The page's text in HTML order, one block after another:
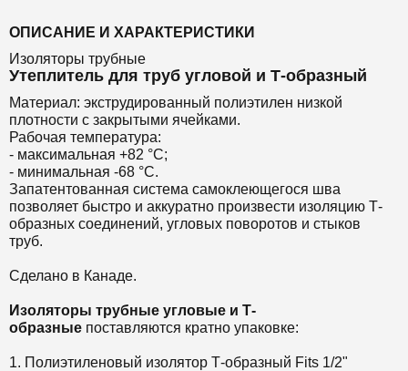
ОПИСАНИЕ И ХАРАКТЕРИСТИКИ
Изоляторы трубные
Утеплитель для труб угловой и Т-образный
Материал: экструдированный полиэтилен низкой
плотности с закрытыми ячейками.
Рабочая температура:
- максимальная +82 °С;
- минимальная -68 °С.
Запатентованная система самоклеющегося шва
позволяет быстро и аккуратно произвести изоляцию Т-
образных соединений, угловых поворотов и стыков
труб.
Сделано в Канаде.
Изоляторы трубные угловые и Т-
образные поставляются кратно упаковке:
1. Полиэтиленовый изолятор Т-образный Fits 1/2"